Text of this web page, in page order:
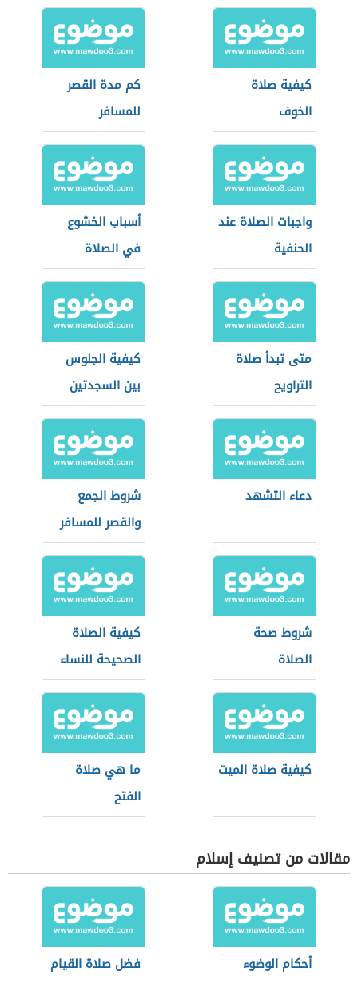
كيفية صلاة
الخوف
كم مدة القصر
للمسافر
واجبات الصلاة عند
الحنفية
أسباب الخشوع
في الصلاة
متى تبدأ صلاة
التراويح
كيفية الجلوس
بين السجدتين
دعاء التشهد
شروط الجمع
والقصر للمسافر
شروط صحة
الصلاة
كيفية الصلاة
الصحيحة للنساء
كيفية صلاة الميت
ما هي صلاة
الفتح
مقالات من تصنيف إسلام
أحكام الوضوء فضل صلاة القيام